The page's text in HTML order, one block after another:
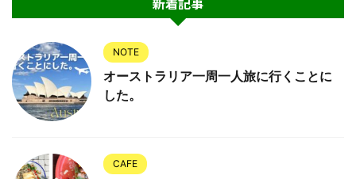
NOTE
オーストラリア一周一人旅に行くことに
した。
CAFE